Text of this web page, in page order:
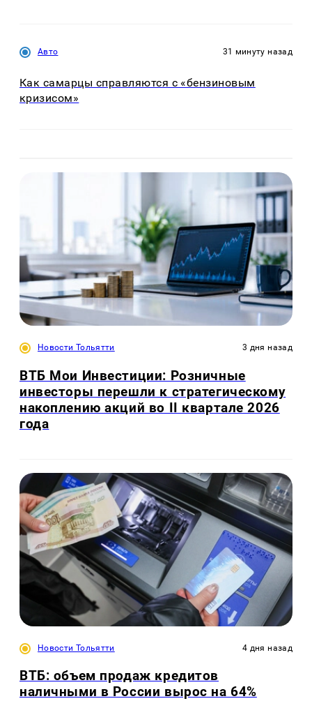
Авто 31 минуту назад
Как самарцы справляются с «бензиновым
кризисом»
Новости Тольятти 3 дня назад
ВТБ Мои Инвестиции: Розничные
инвесторы перешли к стратегическому
накоплению акций во II квартале 2026
года
Новости Тольятти 4 дня назад
ВТБ: объем продаж кредитов
наличными в России вырос на 64%